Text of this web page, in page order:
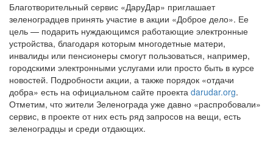
Благотворительный сервис «ДаруДар» приглашает
зеленоградцев принять участие в акции «Доброе дело». Ее
цель — подарить нуждающимся работающие электронные
устройства, благодаря которым многодетные матери,
инвалиды или пенсионеры смогут пользоваться, например,
городскими электронными услугами или просто быть в курсе
новостей. Подробности акции, а также порядок «отдачи
добра» есть на официальном сайте проекта darudar.org.
Отметим, что жители Зеленограда уже давно «распробовали»
сервис, в проекте от них есть ряд запросов на вещи, есть
зеленоградцы и среди отдающих.